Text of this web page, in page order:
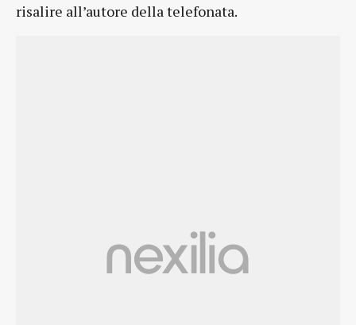
risalire all’autore della telefonata.